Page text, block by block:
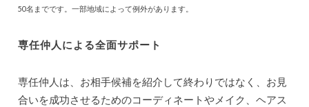
50名までです。一部地域によって例外があります。
専任仲人による全面サポート
専任仲人は、お相手候補を紹介して終わりではなく、お見
合いを成功させるためのコーディネートやメイク、ヘアス